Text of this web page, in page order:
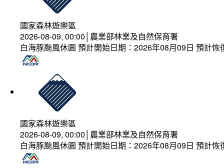
國家森林遊樂區
2026-08-09, 00:00│農業部林業及自然保育署
白海豚颱風休園 預計開始日期：2026年08月09日 預計
國家森林遊樂區
2026-08-09, 00:00│農業部林業及自然保育署
白海豚颱風休園 預計開始日期：2026年08月09日 預計